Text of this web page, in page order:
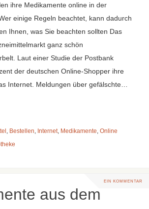
ihre Medikamente online in der
einige Regeln beachtet, kann dadurch
Ihnen, was Sie beachten sollten Das
ganz schön
Laut einer Studie der Postbank
der deutschen Online-Shopper ihre
Internet. Meldungen über gefälschte…
, Bestellen, Internet, Medikamente, Online
EIN KOMMENTAR
aus dem